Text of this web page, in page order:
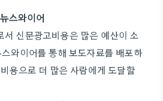
스와이어
서 신문광고비용은 많은 예산이 소
와이어를 통해 보도자료를 배포하
용으로 더 많은 사람에게 도달할